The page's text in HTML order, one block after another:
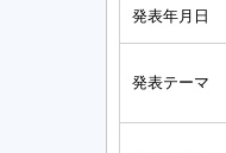
発表年月日
発表テーマ